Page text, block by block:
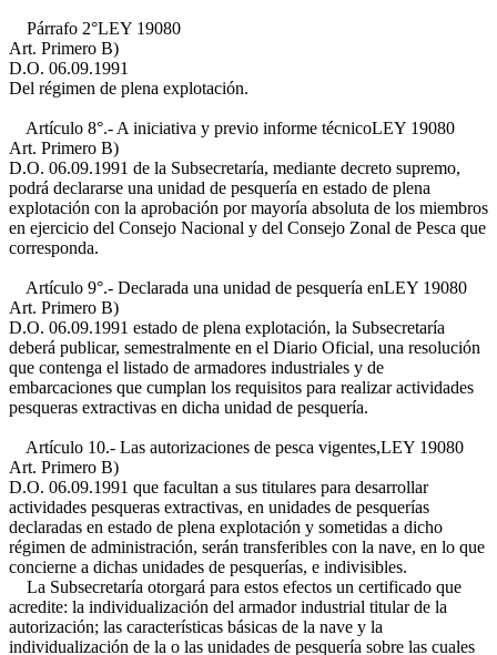
Párrafo 2°LEY 19080
Art. Primero B)
D.O. 06.09.1991
Del régimen de plena explotación.
Artículo 8°.- A iniciativa y previo informe técnicoLEY 19080
Art. Primero B)
D.O. 06.09.1991 de la Subsecretaría, mediante decreto supremo,
podrá declararse una unidad de pesquería en estado de plena
explotación con la aprobación por mayoría absoluta de los miembros
en ejercicio del Consejo Nacional y del Consejo Zonal de Pesca que
corresponda.
Artículo 9°.- Declarada una unidad de pesquería enLEY 19080
Art. Primero B)
D.O. 06.09.1991 estado de plena explotación, la Subsecretaría
deberá publicar, semestralmente en el Diario Oficial, una resolución
que contenga el listado de armadores industriales y de
embarcaciones que cumplan los requisitos para realizar actividades
pesqueras extractivas en dicha unidad de pesquería.
Artículo 10.- Las autorizaciones de pesca vigentes,LEY 19080
Art. Primero B)
D.O. 06.09.1991 que facultan a sus titulares para desarrollar
actividades pesqueras extractivas, en unidades de pesquerías
declaradas en estado de plena explotación y sometidas a dicho
régimen de administración, serán transferibles con la nave, en lo que
concierne a dichas unidades de pesquerías, e indivisibles.
La Subsecretaría otorgará para estos efectos un certificado que
acredite: la individualización del armador industrial titular de la
autorización; las características básicas de la nave y la
individualización de la o las unidades de pesquería sobre las cuales